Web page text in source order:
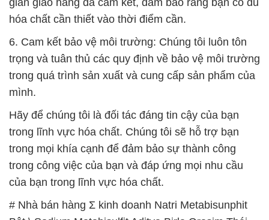
# Địa chỉ bán ÷ thương mại Natri Metabisunphit Bột
Thailand
# Địa chỉ cung cấp Þ kinh doanh Natri Metabisunphit
Bột \ Sodium Metabisulfit Aditya Birla Grasim Thái
Lan Thailand
# Đơn vị chuyên thương mại ß bán Natri
Metabisunphit Bột \ Sodium Metabisulfit Aditya Birla
Grasim Thái Lan Thailand
# Công ty cung cấp { kinh doanh } Natri
Metabisunphit Bột \ Sodium Metabisulfit Aditya Birla
# Cty chuyên phân phối Ω bán Natri Metabisunphit